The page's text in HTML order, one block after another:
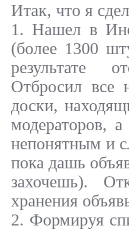
Итак, что я
1. Нашел в
(более 1300
результате
Отбросил все
доски,
модераторов,
непонятным и
пока дашь
захочешь).
хранения
2. Формируя